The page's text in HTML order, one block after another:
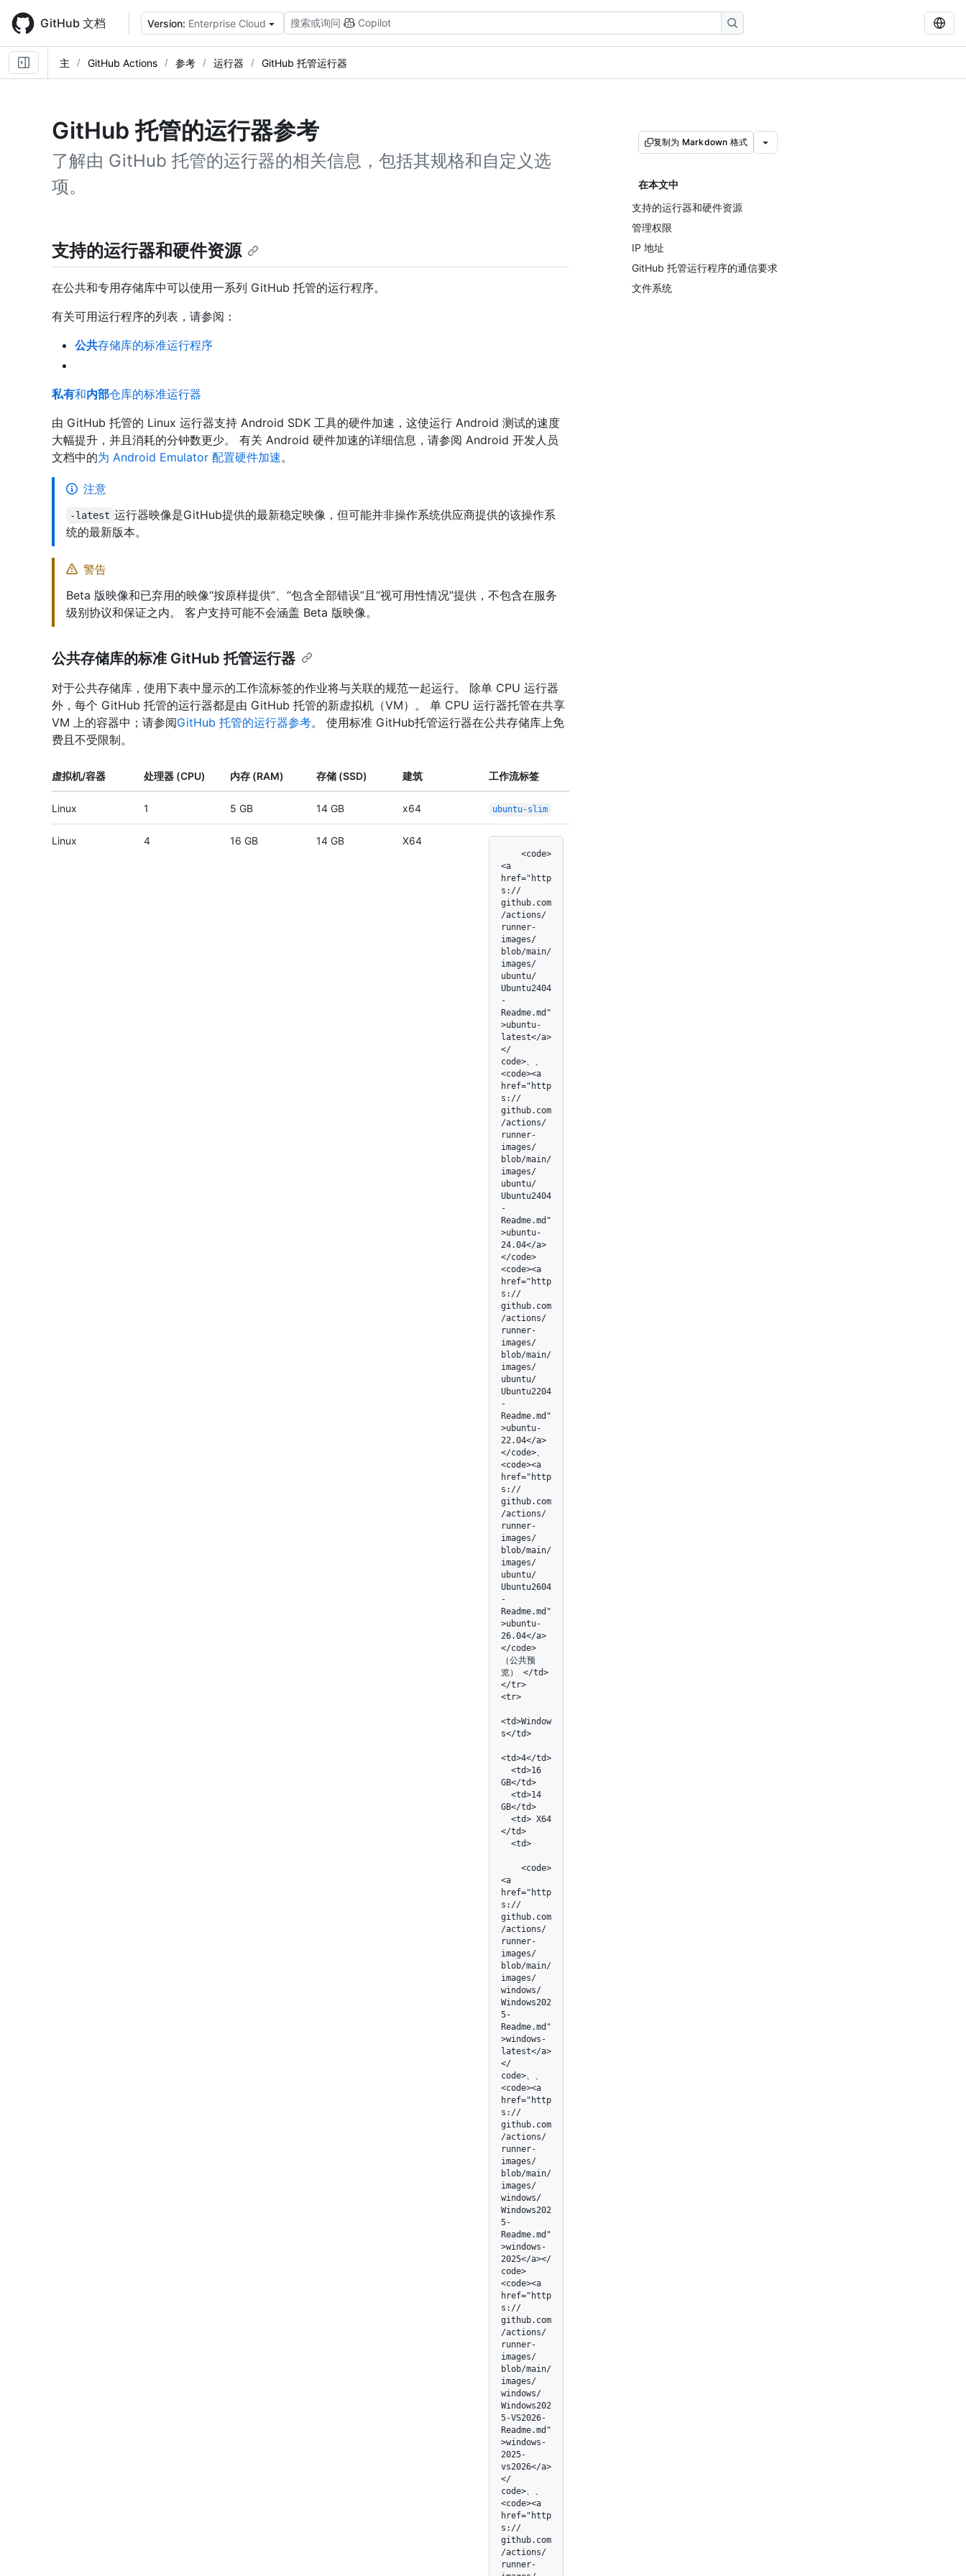
main
content
GitHub 文档 Version: Enterprise Cloud 搜索或询问 Copilot
主 GitHub Actions 参考 运行器 GitHub 托管运行器
GitHub 托管的运行器参考
了解由 GitHub 托管的运行器的相关信息，包括其规格和自定义选
项。
复制为 Markdown 格式
在本文中
支持的运行器和硬件资源
管理权限
IP 地址
GitHub 托管运行程序的通信要求
文件系统
支持的运行器和硬件资源
在公共和专用存储库中可以使用一系列 GitHub 托管的运行程序。
有关可用运行程序的列表，请参阅：
公共存储库的标准运行程序
私有和内部仓库的标准运行器
由 GitHub 托管的 Linux 运行器支持 Android SDK 工具的硬件加速，这使运行 Android 测试的速度
大幅提升，并且消耗的分钟数更少。 有关 Android 硬件加速的详细信息，请参阅 Android 开发人员
文档中的为 Android Emulator 配置硬件加速。
注意
-latest 运行器映像是GitHub提供的最新稳定映像，但可能并非操作系统供应商提供的该操作系
统的最新版本。
警告
Beta 版映像和已弃用的映像“按原样提供”、“包含全部错误”且“视可用性情况”提供，不包含在服务
级别协议和保证之内。 客户支持可能不会涵盖 Beta 版映像。
公共存储库的标准 GitHub 托管运行器
对于公共存储库，使用下表中显示的工作流标签的作业将与关联的规范一起运行。 除单 CPU 运行器
外，每个 GitHub 托管的运行器都是由 GitHub 托管的新虚拟机（VM）。 单 CPU 运行器托管在共享
VM 上的容器中；请参阅GitHub 托管的运行器参考。 使用标准 GitHub托管运行器在公共存储库上免
费且不受限制。
虚拟机/容器 处理器 (CPU) 内存 (RAM) 存储 (SSD) 建筑 工作流标签
Linux 1 5 GB 14 GB x64 ubuntu-slim
Linux 4 16 GB 14 GB X64
<a
href="http
s://
github.com
/actions/
runner-
images/
blob/main/
images/
ubuntu/
Ubuntu2404
-
Readme.md"
>ubuntu-
latest</a>
</
code>、、
<code><a
href="http
s://
github.com
/actions/
runner-
images/
blob/main/
images/
ubuntu/
Ubuntu2404
-
Readme.md"
>ubuntu-
24.04</a>
</code>
<code><a
href="http
s://
github.com
/actions/
runner-
images/
blob/main/
images/
ubuntu/
Ubuntu2204
-
Readme.md"
>ubuntu-
22.04</a>
</code>、
<code><a
href="http
s://
github.com
/actions/
runner-
images/
blob/main/
images/
ubuntu/
Ubuntu2604
-
Readme.md"
>ubuntu-
26.04</a>
</code>
（公共预
览） </td>
</tr>
<tr>
<td>Window
s</td>
<td>4</td>
GB</td>
GB</td>
</td>
<a
href="http
s://
github.com
/actions/
runner-
images/
blob/main/
images/
windows/
Windows202
5-
Readme.md"
>windows-
latest</a>
</
code>、、
<code><a
href="http
s://
github.com
/actions/
runner-
images/
blob/main/
images/
windows/
Windows202
5-
Readme.md"
>windows-
2025</a></
code>
<code><a
href="http
s://
github.com
/actions/
runner-
images/
blob/main/
images/
windows/
Windows202
5-VS2026-
Readme.md"
>windows-
2025-
vs2026</a>
</
code>、、
<code><a
href="http
s://
github.com
/actions/
runner-